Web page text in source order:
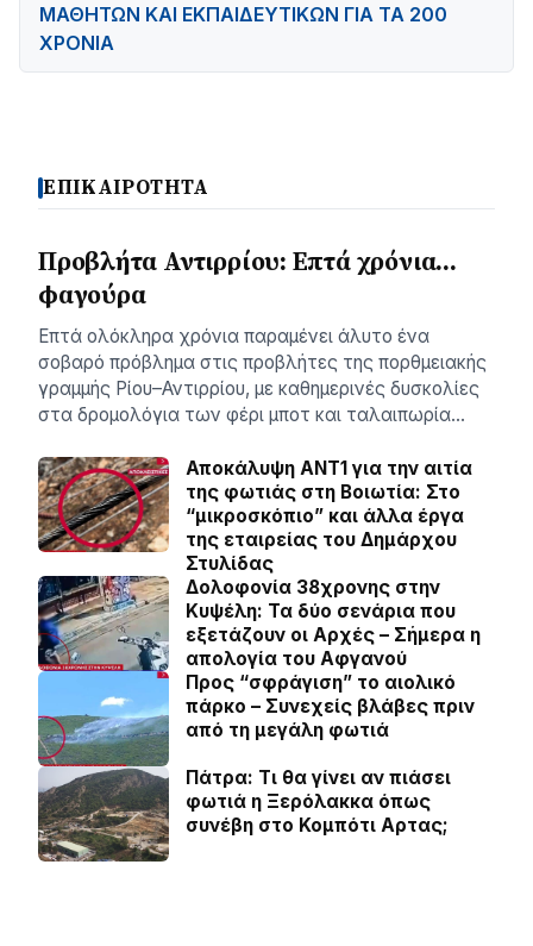
ΜΑΘΗΤΩΝ ΚΑΙ ΕΚΠΑΙΔΕΥΤΙΚΩΝ ΓΙΑ ΤΑ 200
ΧΡΟΝΙΑ
ΕΠΙΚΑΙΡΟΤΗΤΑ
Προβλήτα Αντιρρίου: Επτά χρόνια…
φαγούρα
Επτά ολόκληρα χρόνια παραμένει άλυτο ένα
σοβαρό πρόβλημα στις προβλήτες της πορθμειακής
γραμμής Ρίου–Αντιρρίου, με καθημερινές δυσκολίες
στα δρομολόγια των φέρι μποτ και ταλαιπωρία…
Αποκάλυψη ΑΝΤ1 για την αιτία
της φωτιάς στη Βοιωτία: Στο
“μικροσκόπιο” και άλλα έργα
της εταιρείας του Δημάρχου
Στυλίδας
Δολοφονία 38χρονης στην
Κυψέλη: Τα δύο σενάρια που
εξετάζουν οι Αρχές – Σήμερα η
απολογία του Αφγανού
Προς “σφράγιση” το αιολικό
πάρκο – Συνεχείς βλάβες πριν
από τη μεγάλη φωτιά
Πάτρα: Τι θα γίνει αν πιάσει
φωτιά η Ξερόλακκα όπως
συνέβη στο Κομπότι Αρτας;